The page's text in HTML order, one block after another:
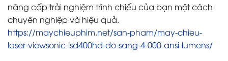
nâng cấp trải nghiệm trình chiếu của bạn một cách
chuyên nghiệp và hiệu quả.
https://maychieuphim.net/san-pham/may-chieu-
laser-viewsonic-lsd400hd-do-sang-4-000-ansi-lumens/